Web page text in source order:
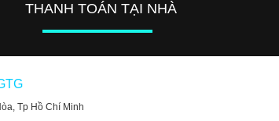
THANH TOÁN TẠI NHÀ
Tp Hồ Chí Minh